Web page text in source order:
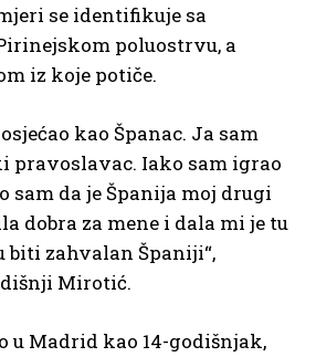
se identifikuje sa
poluostrvu, a
iz koje potiče.
kao Španac. Ja sam
pravoslavac. Iako sam igrao
sam da je Španija moj drugi
dobra za mene i dala mi je tu
zahvalan Španiji“,
Mirotić.
u Madrid kao 14-godišnjak,